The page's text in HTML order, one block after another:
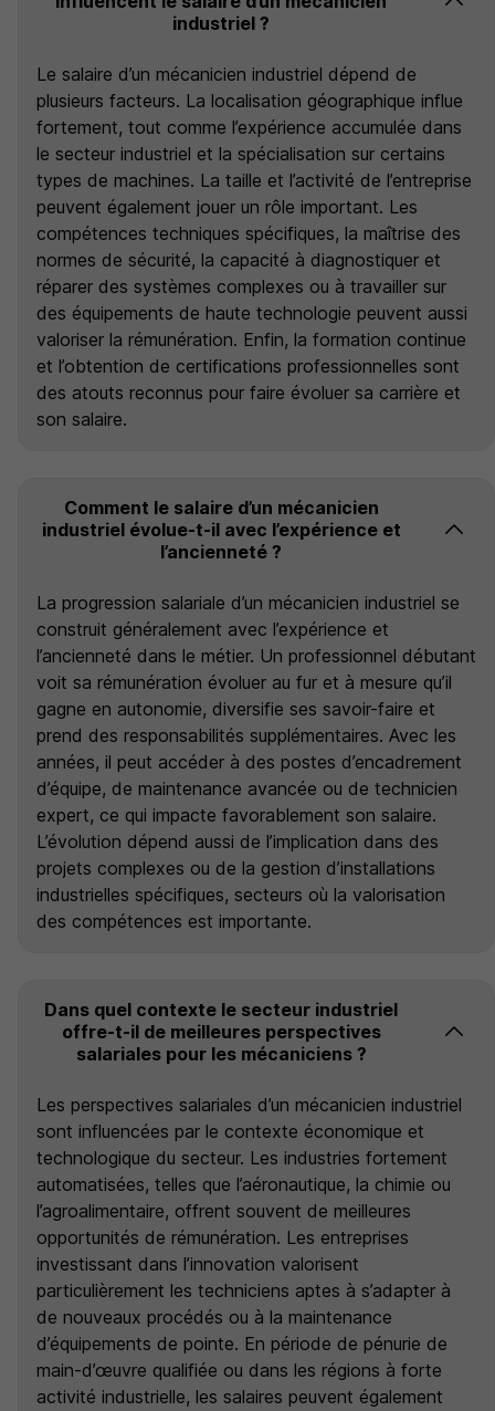
industriel ?
Le salaire d’un mécanicien industriel dépend de
plusieurs facteurs. La localisation géographique influe
fortement, tout comme l’expérience accumulée dans
le secteur industriel et la spécialisation sur certains
types de machines. La taille et l’activité de l’entreprise
peuvent également jouer un rôle important. Les
compétences techniques spécifiques, la maîtrise des
normes de sécurité, la capacité à diagnostiquer et
réparer des systèmes complexes ou à travailler sur
des équipements de haute technologie peuvent aussi
valoriser la rémunération. Enfin, la formation continue
et l’obtention de certifications professionnelles sont
des atouts reconnus pour faire évoluer sa carrière et
son salaire.
Comment le salaire d’un mécanicien
industriel évolue-t-il avec l’expérience et
l’ancienneté ?
La progression salariale d’un mécanicien industriel se
construit généralement avec l’expérience et
l’ancienneté dans le métier. Un professionnel débutant
voit sa rémunération évoluer au fur et à mesure qu’il
gagne en autonomie, diversifie ses savoir-faire et
prend des responsabilités supplémentaires. Avec les
années, il peut accéder à des postes d’encadrement
d’équipe, de maintenance avancée ou de technicien
expert, ce qui impacte favorablement son salaire.
L’évolution dépend aussi de l’implication dans des
projets complexes ou de la gestion d’installations
industrielles spécifiques, secteurs où la valorisation
des compétences est importante.
Dans quel contexte le secteur industriel
offre-t-il de meilleures perspectives
salariales pour les mécaniciens ?
Les perspectives salariales d’un mécanicien industriel
sont influencées par le contexte économique et
technologique du secteur. Les industries fortement
automatisées, telles que l’aéronautique, la chimie ou
l’agroalimentaire, offrent souvent de meilleures
opportunités de rémunération. Les entreprises
investissant dans l’innovation valorisent
particulièrement les techniciens aptes à s’adapter à
de nouveaux procédés ou à la maintenance
d’équipements de pointe. En période de pénurie de
main-d’œuvre qualifiée ou dans les régions à forte
activité industrielle, les salaires peuvent également